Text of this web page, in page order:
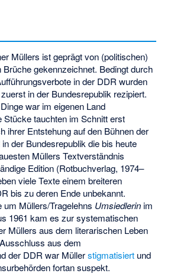
Müllers ist geprägt von (politischen)
gekennzeichnet. Bedingt durch
in der DDR wurden
in der Bundesrepublik rezipiert.
war im eigenen Land
Stücke tauchten im Schnitt erst
ihrer Entstehung auf den Bühnen der
der Bundesrepublik die bis heute
Müllers Textverständnis
Edition (Rotbuchverlag, 1974–
viele Texte einem breiteren
bis zu deren Ende unbekannt.
um Müllers/Tragelehns Umsiedlerin im
1961 kam es zur systematischen
Müllers aus dem literarischen Leben
aus dem
der DDR war Müllerstigmatisiert und
fortan suspekt.